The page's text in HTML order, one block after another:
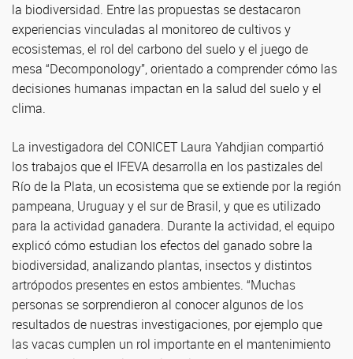
la biodiversidad. Entre las propuestas se destacaron
experiencias vinculadas al monitoreo de cultivos y
ecosistemas, el rol del carbono del suelo y el juego de
mesa “Decomponology”, orientado a comprender cómo las
decisiones humanas impactan en la salud del suelo y el
clima.
La investigadora del CONICET Laura Yahdjian compartió
los trabajos que el IFEVA desarrolla en los pastizales del
Río de la Plata, un ecosistema que se extiende por la región
pampeana, Uruguay y el sur de Brasil, y que es utilizado
para la actividad ganadera. Durante la actividad, el equipo
explicó cómo estudian los efectos del ganado sobre la
biodiversidad, analizando plantas, insectos y distintos
artrópodos presentes en estos ambientes. “Muchas
personas se sorprendieron al conocer algunos de los
resultados de nuestras investigaciones, por ejemplo que
las vacas cumplen un rol importante en el mantenimiento